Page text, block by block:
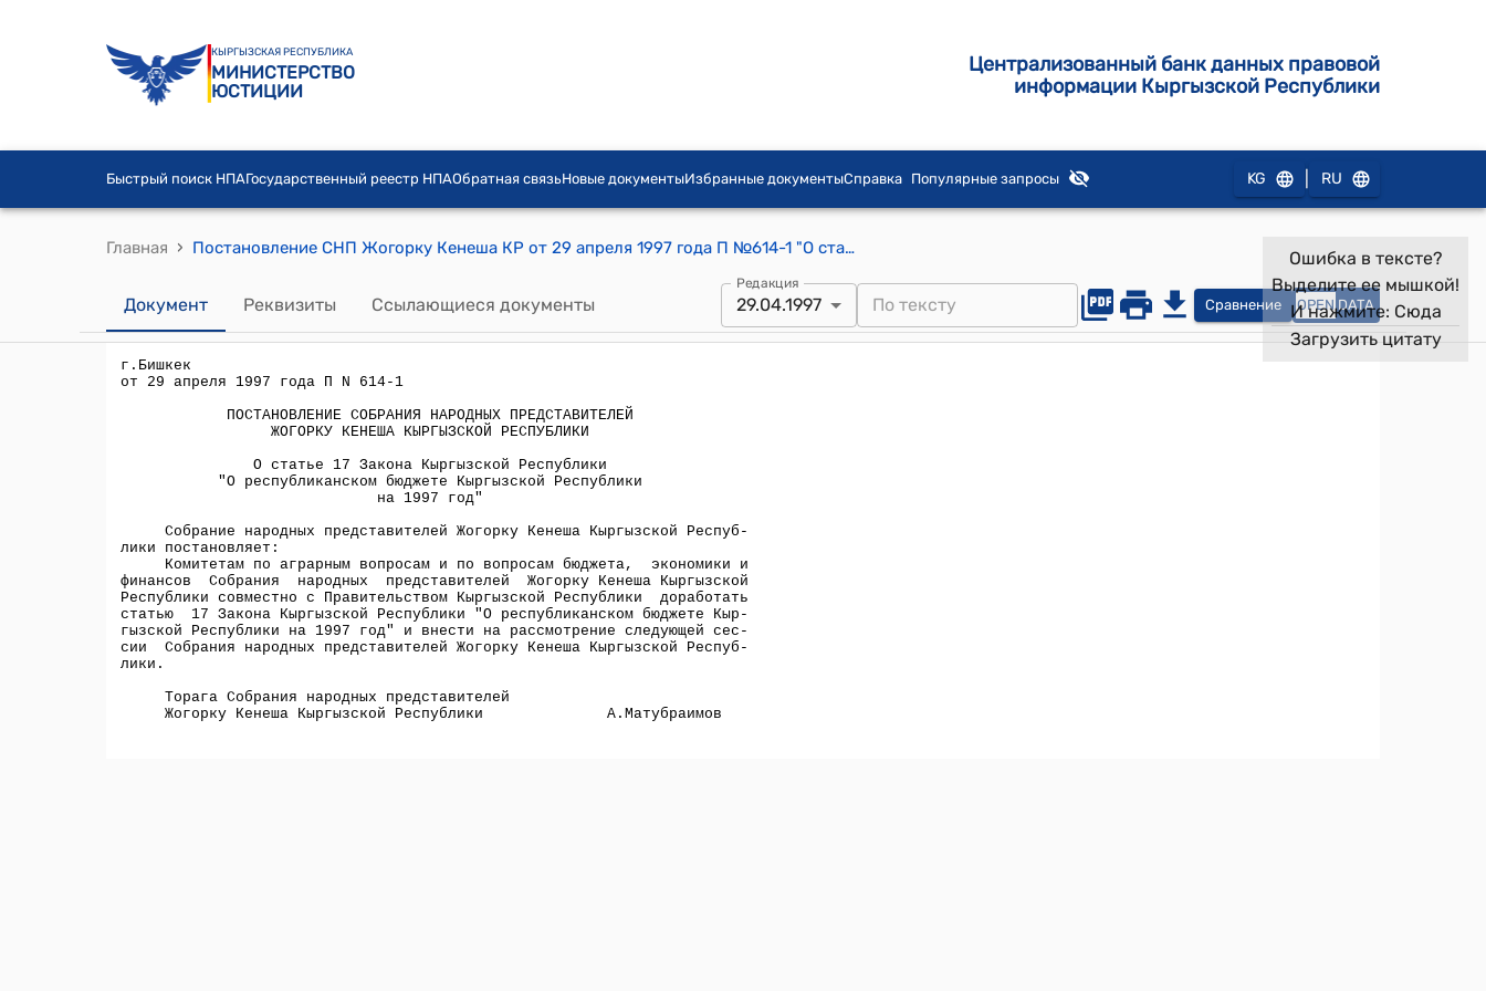
КЫРГЫЗСКАЯ РЕСПУБЛИКА
МИНИСТЕРСТВО
ЮСТИЦИИ
Централизованный банк данных правовой
информации Кыргызской Республики
Быстрый поиск НПАГосударственный реестр НПАОбратная связьНовые документыИзбранные документыСправка Популярные запросы KG RU
Главная › Постановление СНП Жогорку Кенеша КР от 29 апреля 1997 года П №614-1 "О статье 17 Закона Кыргызской Республики "О республиканском бюджете Кыргызской Республики на 1997 год"
Документ Реквизиты Ссылающиеся документы
Редакция
29.04.1997 Сравнение OPEN DATA
Ошибка в тексте?
Выделите ее мышкой!
И нажмите: Сюда
Загрузить цитату